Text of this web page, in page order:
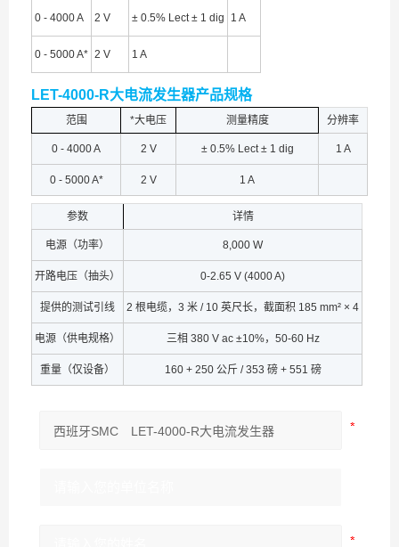
0 - 4000 A 2 V ± 0.5% Lect ± 1 dig 1 A
0 - 5000 A* 2 V 1 A
LET-4000-R大电流发生器产品规格
范围 *大电压 测量精度 分辨率
0 - 4000 A 2 V ± 0.5% Lect ± 1 dig 1 A
0 - 5000 A* 2 V 1 A
参数 详情
电源（功率） 8,000 W
开路电压（抽头） 0-2.65 V (4000 A)
提供的测试引线 2 根电缆，3 米 / 10 英尺长，截面积 185 mm² × 4
电源（供电规格） 三相 380 V ac ±10%，50-60 Hz
重量（仅设备） 160 + 250 公斤 / 353 磅 + 551 磅